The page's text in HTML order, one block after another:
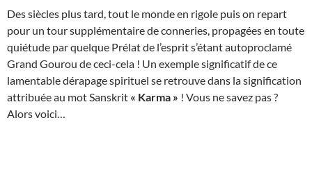
Des siècles plus tard, tout le monde en rigole puis on repart
pour un tour supplémentaire de conneries, propagées en toute
quiétude par quelque Prélat de l’esprit s’étant autoproclamé
Grand Gourou de ceci-cela ! Un exemple significatif de ce
lamentable dérapage spirituel se retrouve dans la signification
attribuée au mot Sanskrit « Karma » ! Vous ne savez pas ?
Alors voici…